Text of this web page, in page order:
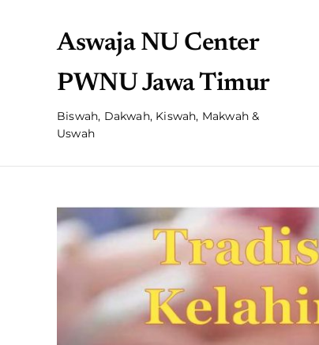
Aswaja NU Center
PWNU Jawa Timur
Biswah, Dakwah, Kiswah, Makwah &
Uswah